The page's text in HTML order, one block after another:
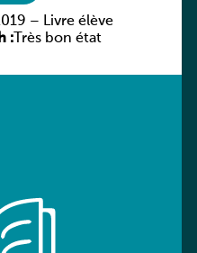
– Livre élève
:Très bon état